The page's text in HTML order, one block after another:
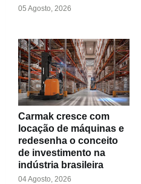
05 Agosto, 2026
Carmak cresce com
locação de máquinas e
redesenha o conceito
de investimento na
indústria brasileira
04 Agosto, 2026